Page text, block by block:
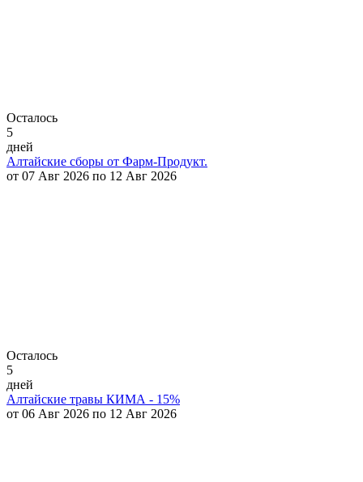
Осталось
5
дней
Алтайские сборы от Фарм-Продукт.
от 07 Авг 2026 по 12 Авг 2026
Осталось
5
дней
Алтайские травы КИМА - 15%
от 06 Авг 2026 по 12 Авг 2026